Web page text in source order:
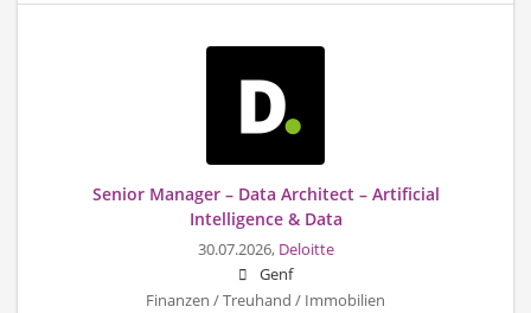
Senior Manager – Data Architect – Artificial
Intelligence & Data
30.07.2026, Deloitte
Genf
Finanzen / Treuhand / Immobilien